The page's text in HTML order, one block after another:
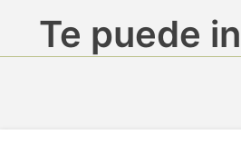
Te puede